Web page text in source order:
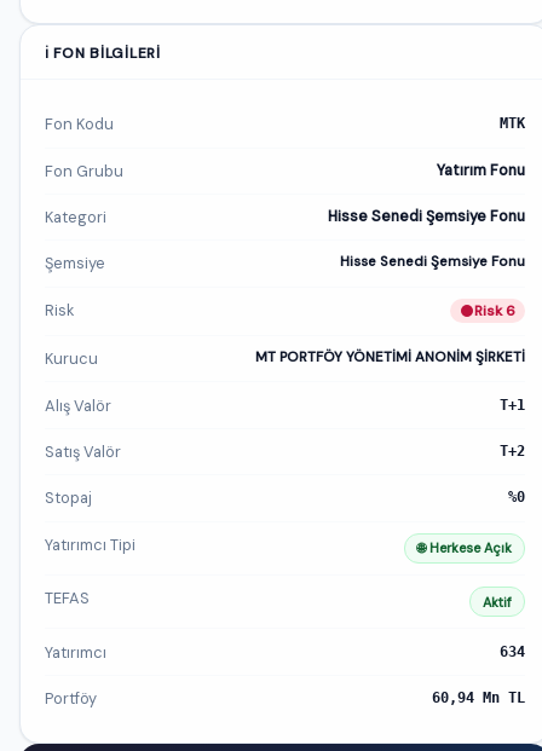
ℹ️ FON BILGILERI
Fon Kodu MTK
Fon Grubu Yatırım Fonu
Kategori Hisse Senedi Şemsiye Fonu
Şemsiye Hisse Senedi Şemsiye Fonu
Risk Risk 6
Kurucu MT PORTFÖY YÖNETİMİ ANONİM ŞİRKETİ
Alış Valör T+1
Satış Valör T+2
Stopaj %0
Yatırımcı Tipi 🌐 Herkese Açık
TEFAS Aktif
Yatırımcı 634
Portföy 60,94 Mn TL